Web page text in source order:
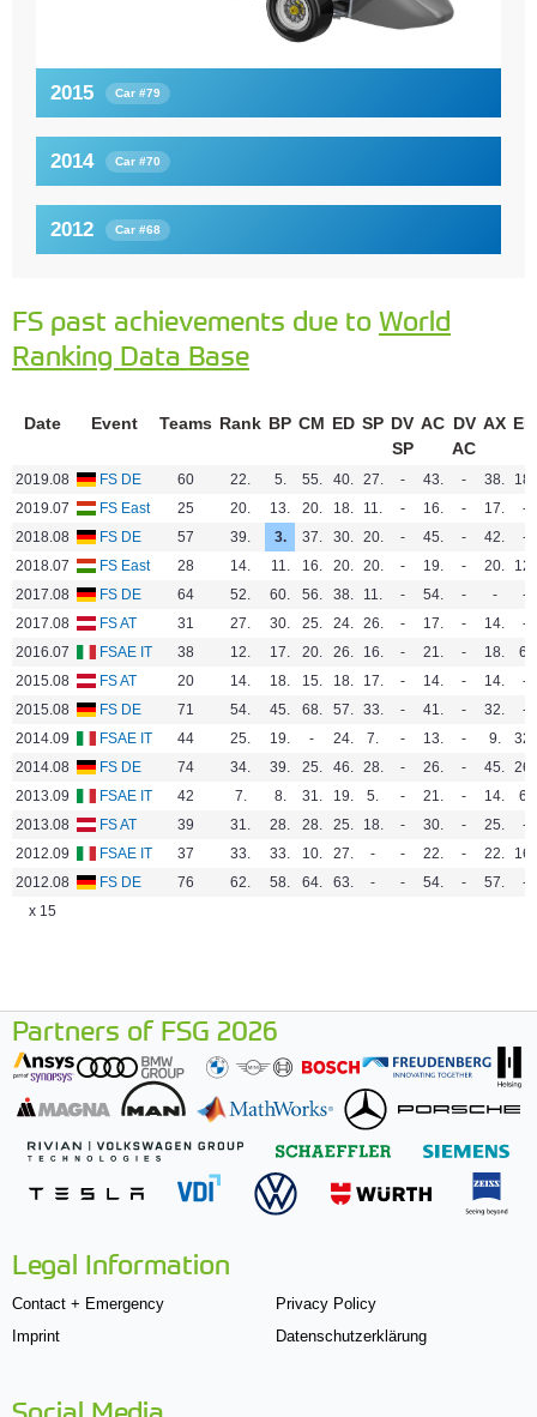
2015 Car #79
2014 Car #70
2012 Car #68
FS past achievements due to World
Ranking Data Base
Date Event Teams Rank BP CM ED SP DV
SP
AC DV
AC
AX EN
2019.08 FS DE 60 22. 5. 55. 40. 27. - 43. - 38.
18.
2019.07
FS East 25 20. 13. 20. 18. 11. - 16. - 17.
-
2018.08
FS DE 57 39. 3. 37. 30. 20. - 45. - 42.
-
2018.07
FS East 28 14. 11. 16. 20. 20. - 19. - 20.
12.
2017.08
FS DE 64 52. 60. 56. 38. 11. - 54. - -
-
2017.08
FS AT 31 27. 30. 25. 24. 26. - 17. - 14.
-
2016.07
FSAE IT 38 12. 17. 20. 26. 16. - 21. - 18.
6.
2015.08
FS AT 20 14. 18. 15. 18. 17. - 14. - 14.
-
2015.08
FS DE 71 54. 45. 68. 57. 33. - 41. - 32.
-
2014.09
FSAE IT 44 25. 19. - 24. 7. - 13. - 9.
32.
2014.08
FS DE 74 34. 39. 25. 46. 28. - 26. - 45. 26.
2013.09
FSAE IT 42 7. 8. 31. 19. 5. - 21. - 14.
6.
2013.08
FS AT 39 31. 28. 28. 25. 18. - 30. - 25.
-
2012.09
FSAE IT 37 33. 33. 10. 27. - - 22. - 22.
16.
2012.08
FS DE 76 62. 58. 64. 63. - - 54. - 57.
-
x 15
Partners of FSG 2026
Legal Information
Contact + Emergency
Imprint
Privacy Policy
Datenschutzerklärung
Social Media